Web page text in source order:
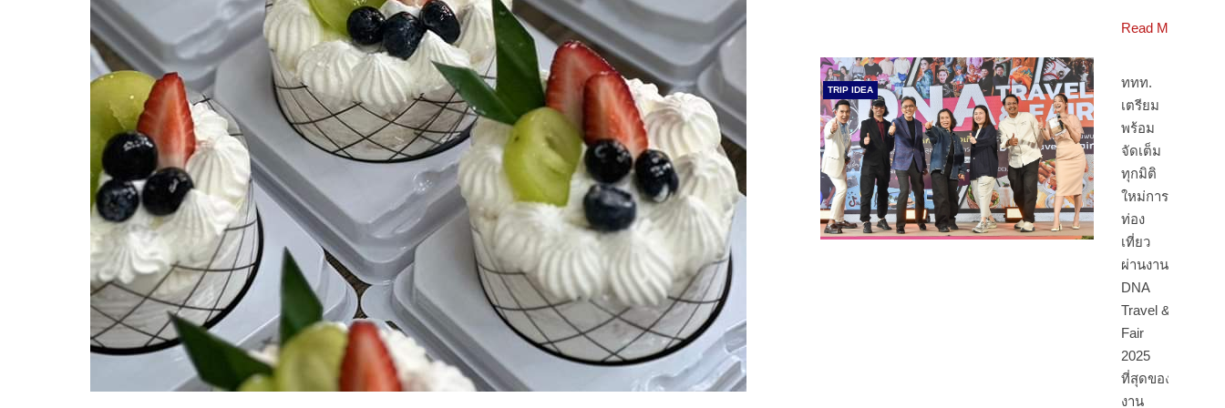
Read More
TRIP IDEA
ททท.
เตรียม
พร้อม
จัดเต็ม
ทุกมิติ
ใหม่การ
ท่อง
เที่ยว
ผ่านงาน
DNA
Travel &
Fair
2025
ที่สุดของ
งาน